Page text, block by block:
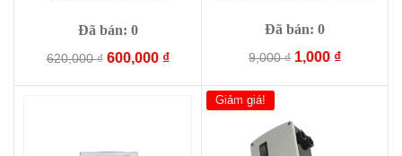
Đã bán: 0
620,000₫ Giá
600,000 ₫Giá
Đã bán: 0
9,000₫ Giá
1,000 ₫Giá
Giảm giá!